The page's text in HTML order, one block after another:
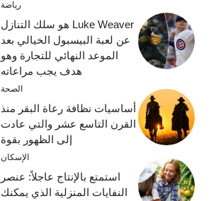
رياضة
Luke Weaver هو سلك التنازل
عن لعبة البيسبول الخيالي بعد
الموعد النهائي للتجارة وهو
هدف يجب مراعاته
الصحة
أساسيات نظافة رعاة البقر منذ
القرن التاسع عشر والتي عادت
إلى الظهور بقوة
الإسكان
استمتع بالإنتاج عاجلاً: عنصر
النفايات المنزلية الذي يمكنك